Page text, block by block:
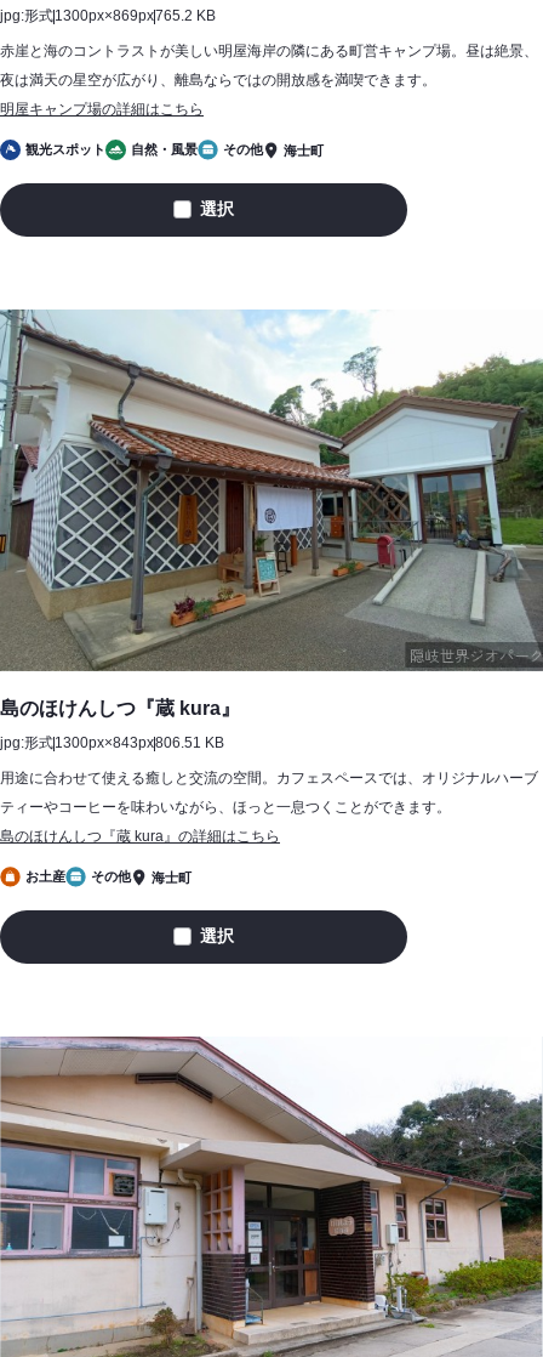
jpg:形式1300px×869px765.2 KB
赤崖と海のコントラストが美しい明屋海岸の隣にある町営キャンプ場。昼は絶景、
夜は満天の星空が広がり、離島ならではの開放感を満喫できます。
明屋キャンプ場の詳細はこちら
観光スポット 自然・風景 その他 海士町
明
選択
島のほけんしつ『蔵 kura』
jpg:形式1300px×843px806.51 KB
用途に合わせて使える癒しと交流の空間。カフェスペースでは、オリジナルハーブ
ティーやコーヒーを味わいながら、ほっと一息つくことができます。
島のほけんしつ『蔵 kura』の詳細はこちら
お土産 その他 海士町
島
ん
し
つ
『蔵
kura』
選択